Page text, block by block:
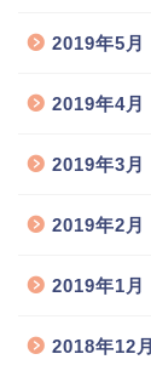
2019年5月
2019年4月
2019年3月
2019年2月
2019年1月
2018年12月